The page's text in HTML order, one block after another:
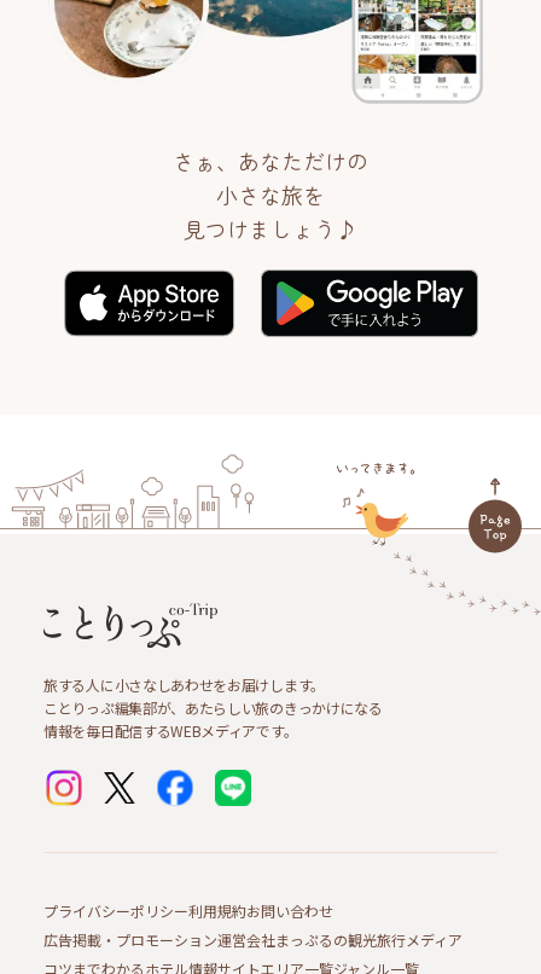
さぁ、あなただけの
小さな旅を
見つけましょう♪
旅する人に小さなしあわせをお届けします。
ことりっぷ編集部が、あたらしい旅のきっかけになる
情報を毎日配信するWEBメディアです。
プライバシーポリシー利用規約お問い合わせ
広告掲載・プロモーション運営会社まっぷるの観光旅行メディア
コツまでわかるホテル情報サイトエリア一覧ジャンル一覧